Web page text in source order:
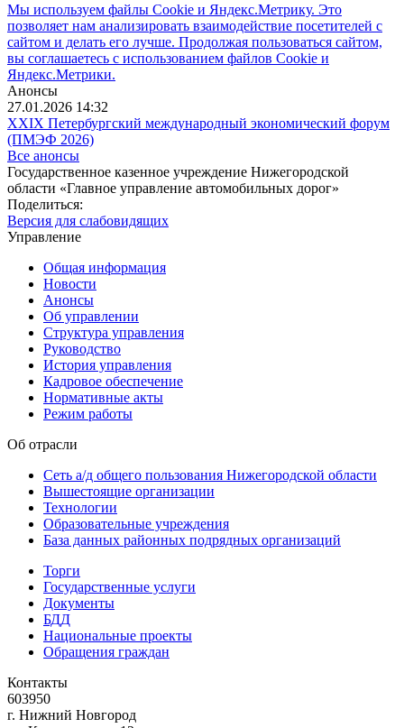
Мы используем файлы Cookie и Яндекс.Метрику. Это
позволяет нам анализировать взаимодействие посетителей с
сайтом и делать его лучше. Продолжая пользоваться сайтом,
вы соглашаетесь с использованием файлов Cookie и
Яндекс.Метрики.
Анонсы
27.01.2026 14:32
XXIX Петербургский международный экономический форум
(ПМЭФ 2026)
Все анонсы
Государственное казенное учреждение Нижегородской
области «Главное управление автомобильных дорог»
Поделиться:
Версия для слабовидящих
Управление
Общая информация
Новости
Анонсы
Об управлении
Структура управления
Руководство
История управления
Кадровое обеспечение
Нормативные акты
Режим работы
Об отрасли
Сеть а/д общего пользования Нижегородской области
Вышестоящие организации
Технологии
Образовательные учреждения
База данных районных подрядных организаций
Торги
Государственные услуги
Документы
БДД
Национальные проекты
Обращения граждан
Контакты
603950
г. Нижний Новгород